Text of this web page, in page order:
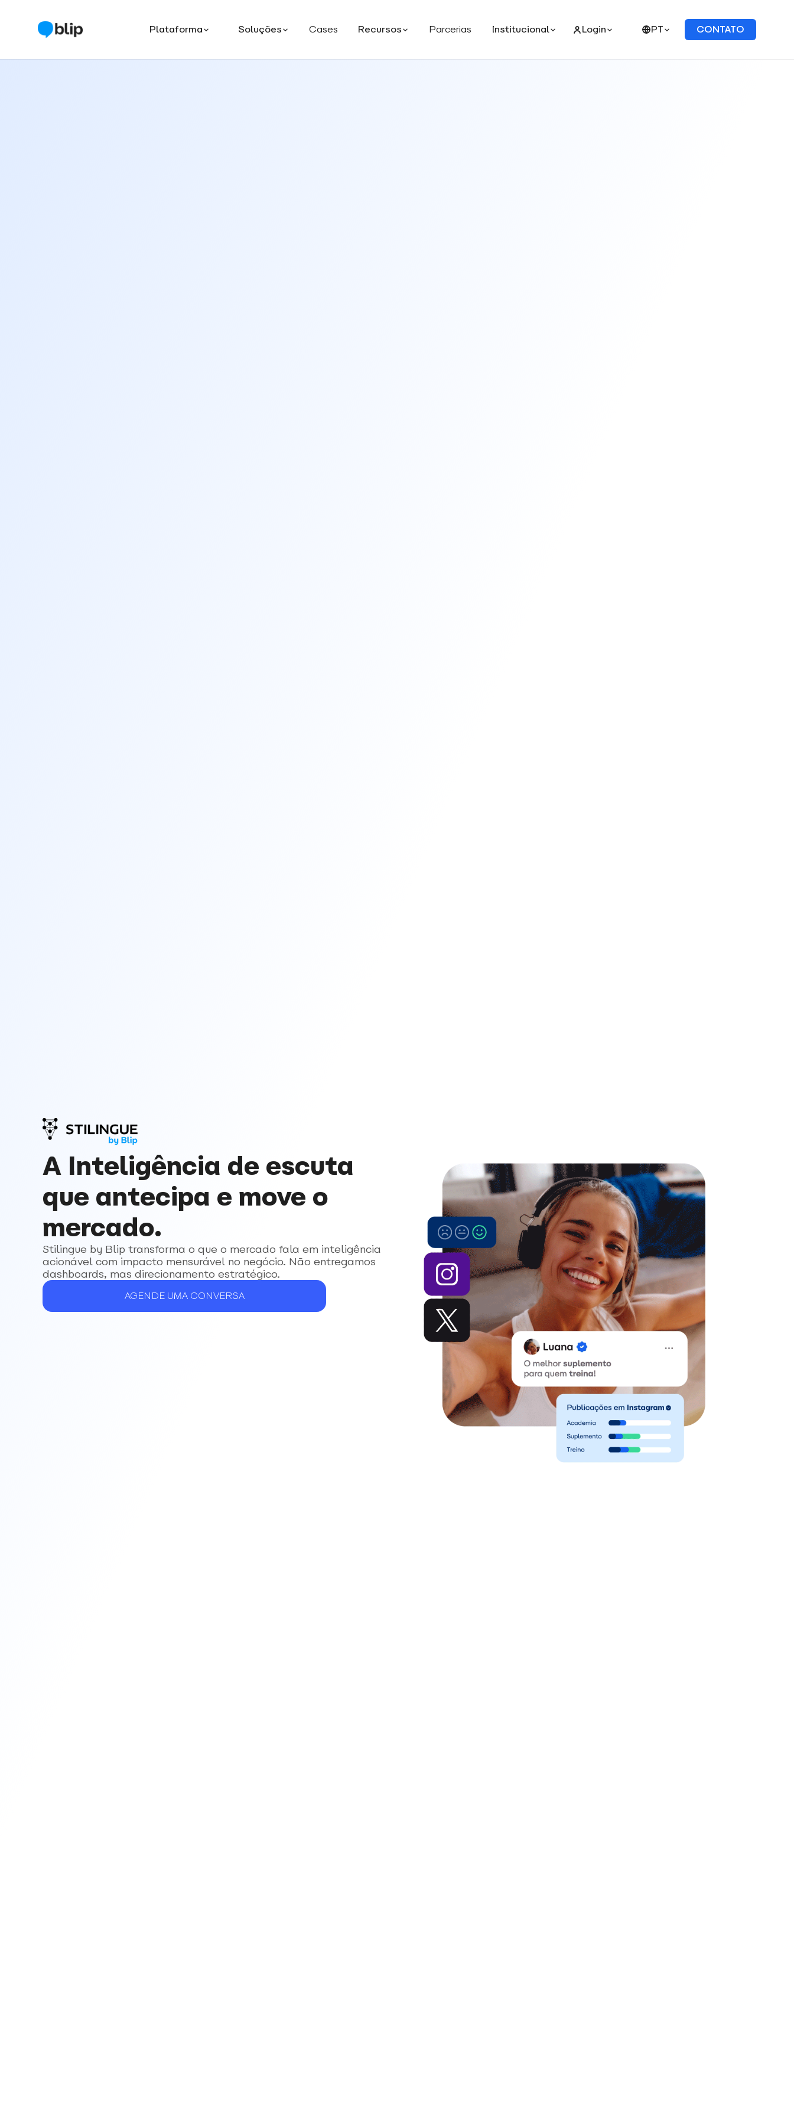
Plataforma Soluções Cases Recursos Parcerias Institucional Login PT CONTATO
A Inteligência de escuta
que antecipa e move o
mercado.
Stilingue by Blip transforma o que o mercado fala em inteligência
acionável com impacto mensurável no negócio. Não entregamos
dashboards, mas direcionamento estratégico.
AGENDE UMA CONVERSA